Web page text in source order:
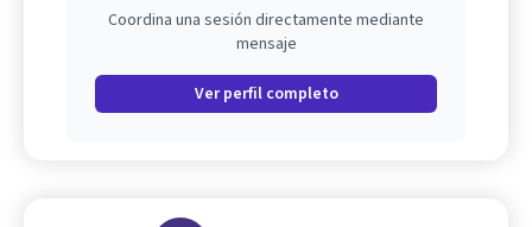
Coordina una sesión directamente mediante
mensaje
Ver perfil completo